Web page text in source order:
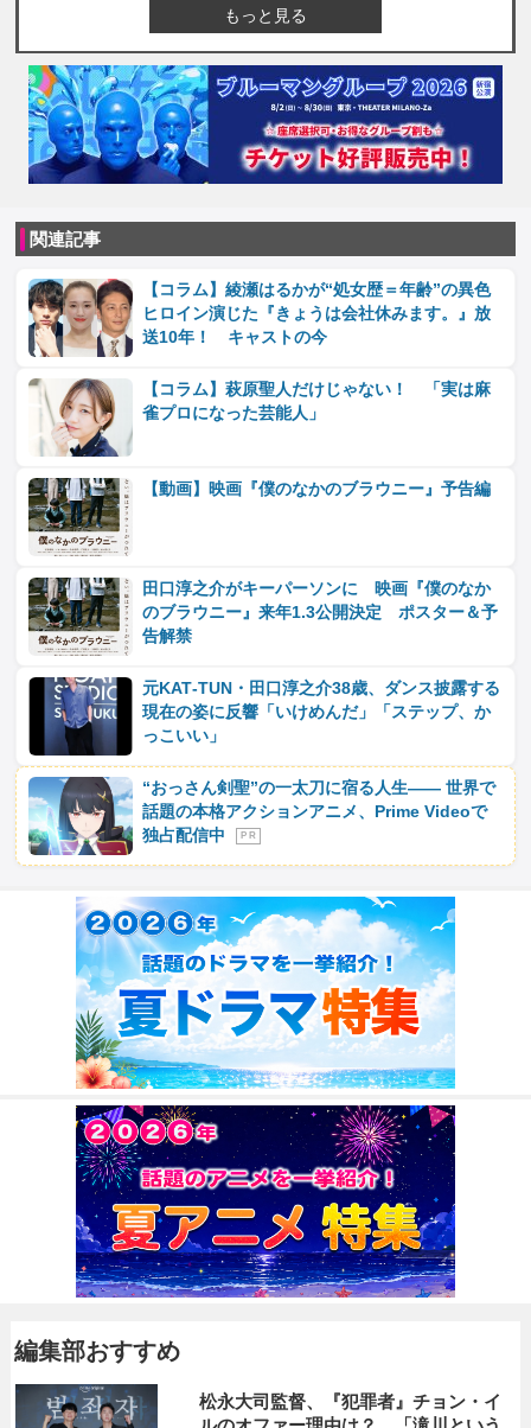
もっと見る
関連記事
【コラム】綾瀬はるかが“処女歴＝年齢”の異色
ヒロイン演じた『きょうは会社休みます。』放
送10年！ キャストの今
【コラム】萩原聖人だけじゃない！ 「実は麻
雀プロになった芸能人」
【動画】映画『僕のなかのブラウニー』予告編
田口淳之介がキーパーソンに 映画『僕のなか
のブラウニー』来年1.3公開決定 ポスター＆予
告解禁
元KAT‐TUN・田口淳之介38歳、ダンス披露する
現在の姿に反響「いけめんだ」「ステップ、か
っこいい」
“おっさん剣聖”の一太刀に宿る人生―― 世界で
話題の本格アクションアニメ、Prime Videoで
独占配信中
P R
編集部おすすめ
松永大司監督、『犯罪者』チョン・イ